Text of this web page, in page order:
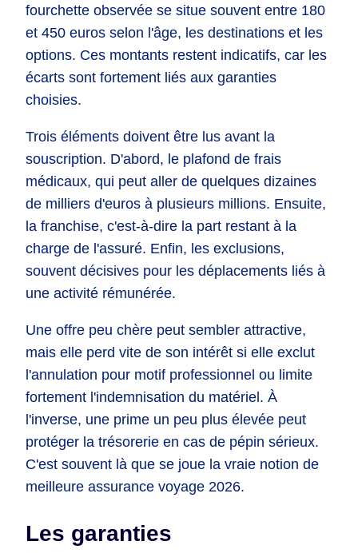
fourchette observée se situe souvent entre 180
et 450 euros selon l'âge, les destinations et les
options. Ces montants restent indicatifs, car les
écarts sont fortement liés aux garanties
choisies.
Trois éléments doivent être lus avant la
souscription. D'abord, le plafond de frais
médicaux, qui peut aller de quelques dizaines
de milliers d'euros à plusieurs millions. Ensuite,
la franchise, c'est-à-dire la part restant à la
charge de l'assuré. Enfin, les exclusions,
souvent décisives pour les déplacements liés à
une activité rémunérée.
Une offre peu chère peut sembler attractive,
mais elle perd vite de son intérêt si elle exclut
l'annulation pour motif professionnel ou limite
fortement l'indemnisation du matériel. À
l'inverse, une prime un peu plus élevée peut
protéger la trésorerie en cas de pépin sérieux.
C'est souvent là que se joue la vraie notion de
meilleure assurance voyage 2026.
Les garanties